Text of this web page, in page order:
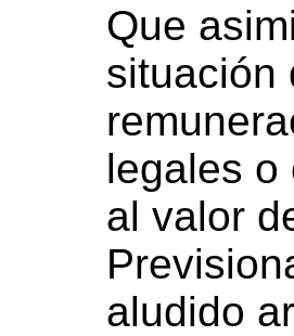
Que
situación
legales o
al valor
aludido